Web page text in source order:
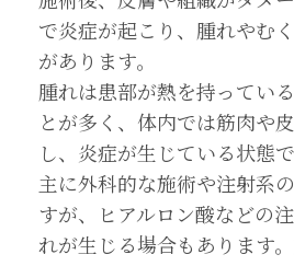
で炎症が起こり、腫れやむ
があります。
腫れは患部が熱を持ってい
とが多く、体内では筋肉や
し、炎症が生じている状態で
主に外科的な施術や注射系
すが、ヒアルロン酸などの
れが生じる場合もあります